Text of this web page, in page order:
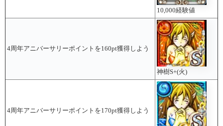
10,000経験値
4周年アニバーサリーポイントを160pt獲得しよう
神樹S+(火)
4周年アニバーサリーポイントを170pt獲得しよう